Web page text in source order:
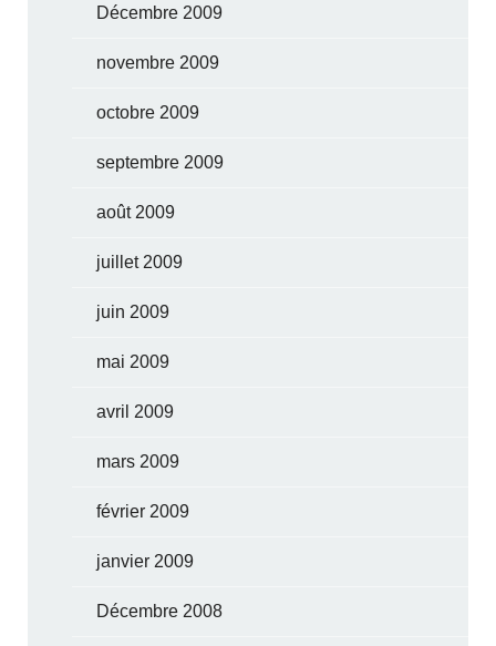
Décembre 2009
novembre 2009
octobre 2009
septembre 2009
août 2009
juillet 2009
juin 2009
mai 2009
avril 2009
mars 2009
février 2009
janvier 2009
Décembre 2008